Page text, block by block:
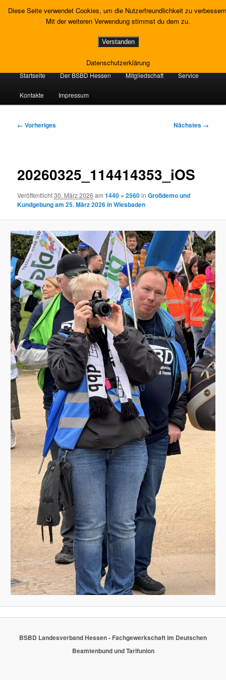
primären
Landesverband Hessen
HauptmenüStartseite Der BSBD Hessen Mitgliedschaft Service
Kontakte Impressum
Bilder-
← Vorheriges Nächstes →
20260325_114414353_iOS
Veröffentlicht30. März 2026 am1440 × 2560inGroßdemo und
Kundgebung am 25. März 2026 in Wiesbaden
BSBD Landesverband Hessen - Fachgewerkschaft im Deutschen
Beamtenbund und Tarifunion
Diese Seite verwendet Cookies, um die Nutzerfreundlichkeit zu
Mit der weiteren Verwendung stimmst du dem zu.
Verstanden
Datenschutzerklärung